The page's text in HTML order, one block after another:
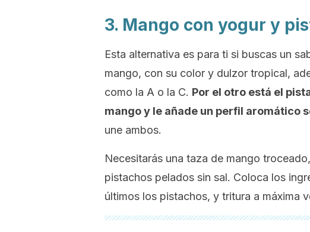
3. Mango con yogur y
Esta alternativa es para ti si buscas un
mango, con su color y dulzor tropical,
como la A o la C. Por el otro está el
mango y le añade un perfil aromático
une ambos.
Necesitarás una taza de mango
pistachos pelados sin sal. Coloca los
últimos los pistachos, y tritura a máxima